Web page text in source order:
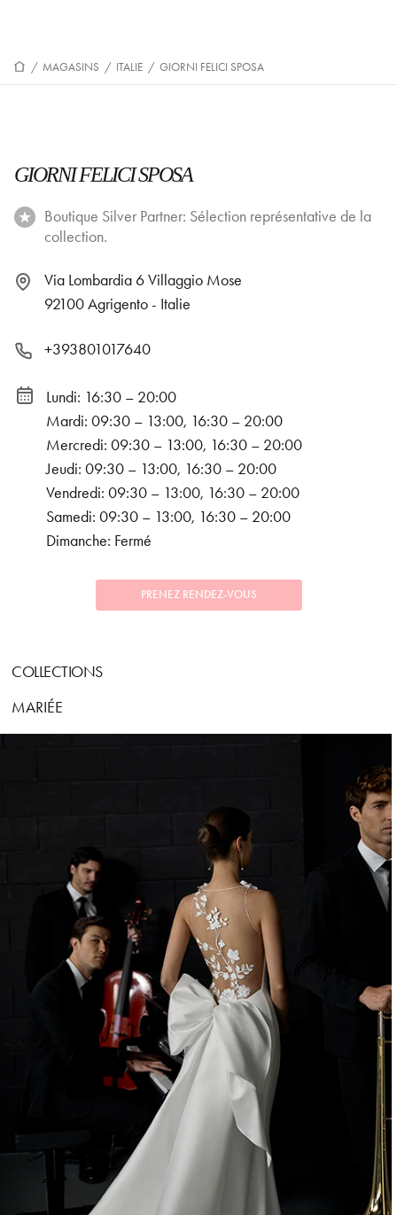
/ MAGASINS / ITALIE / GIORNI FELICI SPOSA
GIORNI FELICI SPOSA
Boutique Silver Partner: Sélection représentative de la
collection.
Via Lombardia 6 Villaggio Mose
92100 Agrigento - Italie
+393801017640
Lundi: 16:30 – 20:00
Mardi: 09:30 – 13:00, 16:30 – 20:00
Mercredi: 09:30 – 13:00, 16:30 – 20:00
Jeudi: 09:30 – 13:00, 16:30 – 20:00
Vendredi: 09:30 – 13:00, 16:30 – 20:00
Samedi: 09:30 – 13:00, 16:30 – 20:00
Dimanche: Fermé
PRENEZ RENDEZ-VOUS
COLLECTIONS
MARIÉE